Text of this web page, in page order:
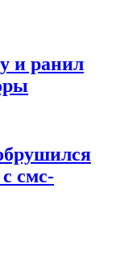
и ранил
смс-